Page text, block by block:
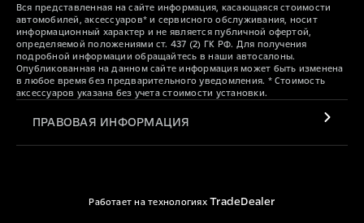
Вся представленная на сайте информация, касающаяся стоимости
автомобилей, аксессуаров* и сервисного обслуживания, носит
информационный характер и не является публичной офертой,
определяемой положениями ст. 437 (2) ГК РФ. Для получения
подробной информации обращайтесь в наши автосалоны.
Опубликованная на данном сайте информация может быть изменена
в любое время без предварительного уведомления. * Стоимость
аксессуаров указана без учета стоимости установки.
ПРАВОВАЯ ИНФОРМАЦИЯ
Работает на технологияхTradeDealer